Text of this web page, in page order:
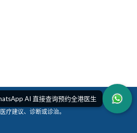
AI 直接查询预约全港医生
疗建议、诊断或诊治。